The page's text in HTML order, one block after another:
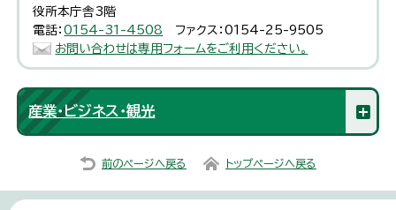
役所本庁舎3階
電話：0154-31-4508
ファクス：0154-25-9505
お問い合わせは専用フォームをご利用ください。
産業・ビジネス・観光
前のページへ戻る トップページへ戻る